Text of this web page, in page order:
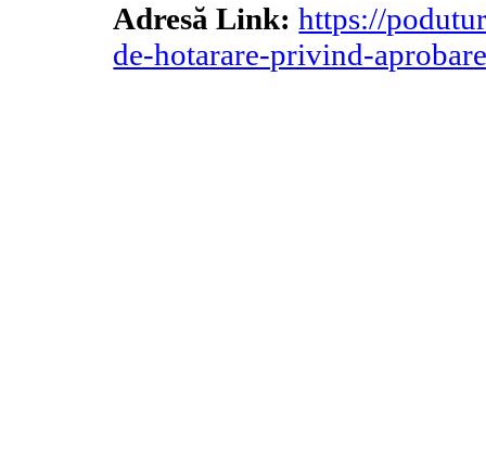
Adresă Link: https://
de-hotarare-privind-